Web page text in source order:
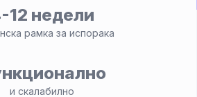
12 недели
рамка за испорака
и скалабилно